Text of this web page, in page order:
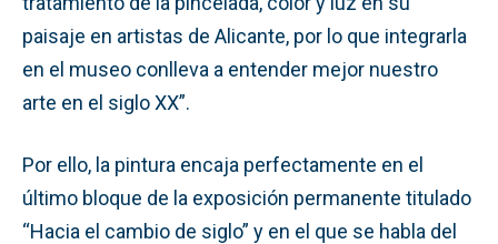
paisaje en artistas de Alicante, por lo que integrarla
en el museo conlleva a entender mejor nuestro
arte en el siglo XX”.
Por ello, la pintura encaja perfectamente en el
último bloque de la exposición permanente titulado
“Hacia el cambio de siglo” y en el que se habla del